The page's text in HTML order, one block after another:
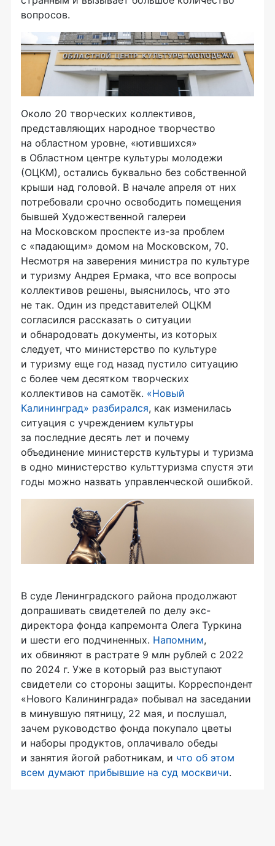
вопросов.
Около 20 творческих коллективов,
представляющих народное творчество
на областном уровне, «ютившихся»
в Областном центре культуры молодежи
(ОЦКМ), остались буквально без собственной
крыши над головой. В начале апреля от них
потребовали срочно освободить помещения
бывшей Художественной галереи
на Московском проспекте из-за проблем
с «падающим» домом на Московском, 70.
Несмотря на заверения министра по культуре
и туризму Андрея Ермака, что все вопросы
коллективов решены, выяснилось, что это
не так. Один из представителей ОЦКМ
согласился рассказать о ситуации
и обнародовать документы, из которых
следует, что министерство по культуре
и туризму еще год назад пустило ситуацию
с более чем десятком творческих
коллективов на самотёк. «Новый
Калининград» разбирался, как изменилась
ситуация с учреждением культуры
за последние десять лет и почему
объединение министерств культуры и туризма
в одно министерство культтуризма спустя эти
годы можно назвать управленческой ошибкой.
В суде Ленинградского района продолжают
допрашивать свидетелей по делу экс-
директора фонда капремонта Олега Туркина
и шести его подчиненных. Напомним,
их обвиняют в растрате 9 млн рублей с 2022
по 2024 г. Уже в который раз выступают
свидетели со стороны защиты. Корреспондент
«Нового Калининграда» побывал на заседании
в минувшую пятницу, 22 мая, и послушал,
зачем руководство фонда покупало цветы
и наборы продуктов, оплачивало обеды
и занятия йогой работникам, и что об этом
всем думают прибывшие на суд москвичи.